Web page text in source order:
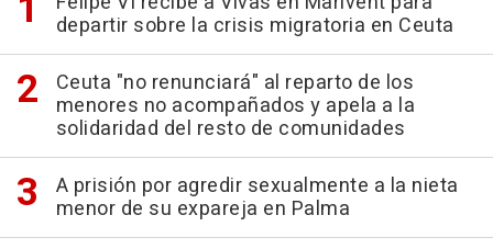
departir sobre la crisis migratoria en Ceuta
Ceuta "no renunciará" al reparto de los
menores no acompañados y apela a la
solidaridad del resto de comunidades
A prisión por agredir sexualmente a la nieta
menor de su expareja en Palma